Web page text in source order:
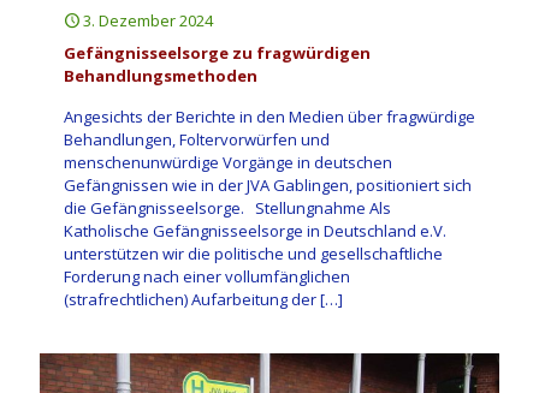
3. Dezember 2024
Gefängnisseelsorge zu fragwürdigen
Behandlungsmethoden
Angesichts der Berichte in den Medien über fragwürdige
Behandlungen, Foltervorwürfen und
menschenunwürdige Vorgänge in deutschen
Gefängnissen wie in der JVA Gablingen, positioniert sich
die Gefängnisseelsorge. Stellungnahme Als
Katholische Gefängnisseelsorge in Deutschland e.V.
unterstützen wir die politische und gesellschaftliche
Forderung nach einer vollumfänglichen
(strafrechtlichen) Aufarbeitung der[…]